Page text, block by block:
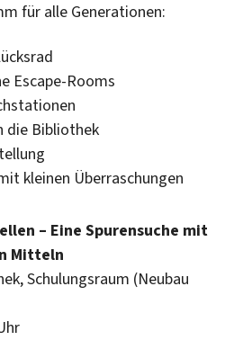
für alle Generationen:
Escape-Rooms
die Bibliothek
kleinen Überraschungen
– Eine Spurensuche mit
Mitteln
Schulungsraum (Neubau